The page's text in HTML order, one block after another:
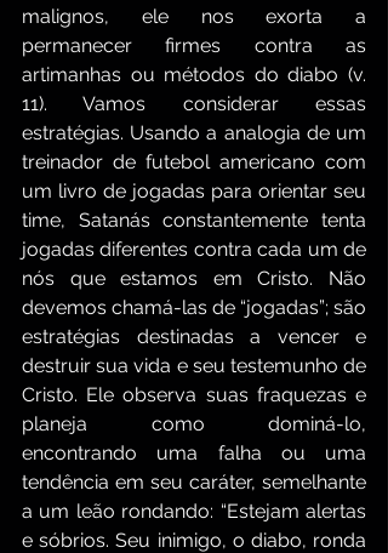
malignos, ele nos exorta a
permanecer firmes contra as
artimanhas ou métodos do diabo (v.
11). Vamos considerar essas
estratégias. Usando a analogia de um
treinador de futebol americano com
um livro de jogadas para orientar seu
time, Satanás constantemente tenta
jogadas diferentes contra cada um de
nós que estamos em Cristo. Não
devemos chamá-las de “jogadas”; são
estratégias destinadas a vencer e
destruir sua vida e seu testemunho de
Cristo. Ele observa suas fraquezas e
planeja como dominá-lo,
encontrando uma falha ou uma
tendência em seu caráter, semelhante
a um leão rondando: “Estejam alertas
e sóbrios. Seu inimigo, o diabo, ronda